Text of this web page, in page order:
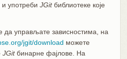
употреби JGitбиблиотеке које
да управљате зависностима, на
jgit/download можете
JGitбинарне фајлове. На